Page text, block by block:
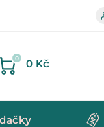
0 0 Kč